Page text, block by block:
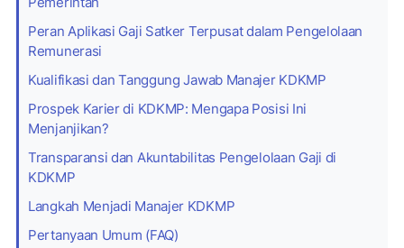
Peran Aplikasi Gaji Satker Terpusat dalam Pengelolaan
Remunerasi
Kualifikasi dan Tanggung Jawab Manajer KDKMP
Prospek Karier di KDKMP: Mengapa Posisi Ini
Menjanjikan?
Transparansi dan Akuntabilitas Pengelolaan Gaji di
KDKMP
Langkah Menjadi Manajer KDKMP
Pertanyaan Umum (FAQ)